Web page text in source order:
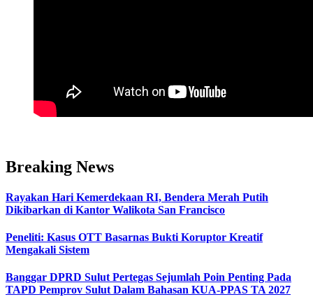
Breaking News
Rayakan Hari Kemerdekaan RI, Bendera Merah Putih
Dikibarkan di Kantor Walikota San Francisco
Peneliti: Kasus OTT Basarnas Bukti Koruptor Kreatif
Mengakali Sistem
Banggar DPRD Sulut Pertegas Sejumlah Poin Penting Pada
TAPD Pemprov Sulut Dalam Bahasan KUA-PPAS TA 2027